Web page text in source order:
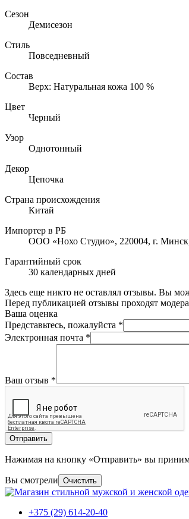
Сезон
Демисезон
Стиль
Повседневный
Состав
Верх: Натуральная кожа 100 %
Цвет
Черный
Узор
Однотонный
Декор
Цепочка
Страна происхождения
Китай
Импортер в РБ
ООО «Нохо Студио», 220004, г.
Гарантийный срок
30 календарных дней
Здесь еще никто не оставлял отзывы. Вы
Перед публикацией отзывы проходят
Ваша оценка
Представьтесь, пожалуйста *
Электронная почта *
Ваш отзыв *
Отправить
Нажимая на кнопку «Отправить» вы
Вы смотрели Очистить
+375 (29) 614-20-40